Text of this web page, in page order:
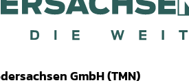
GmbH (TMN)